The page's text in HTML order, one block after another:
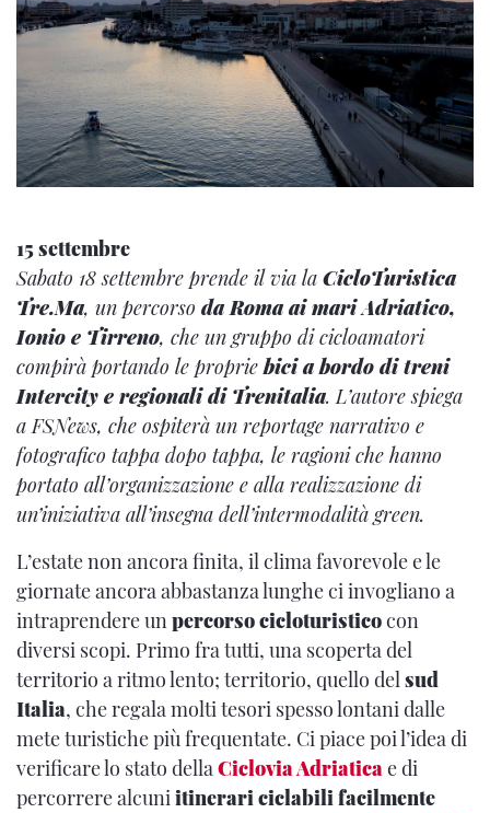
15 settembre
Sabato 18 settembre prende il via la CicloTuristica
Tre.Ma, un percorso da Roma ai mari Adriatico,
Ionio e Tirreno, che un gruppo di cicloamatori
compirà portando le propriebici a bordo di treni
Intercity e regionali di Trenitalia. L’autore spiega
a FSNews, che ospiterà un reportage narrativo e
fotografico tappa dopo tappa, le ragioni che hanno
portato all’organizzazione e alla realizzazione di
un’iniziativa all’insegna dell’intermodalità green.
L’estate non ancora finita, il clima favorevole e le
giornate ancora abbastanza lunghe ci invogliano a
intraprendere unpercorso cicloturisticocon
diversi scopi. Primo fra tutti, una scoperta del
territorio a ritmo lento; territorio, quello delsud
Italia, che regala molti tesori spesso lontani dalle
mete turistiche più frequentate. Ci piace poi l’idea di
verificare lo stato dellaCiclovia Adriaticae di
percorrere alcuniitinerari ciclabili facilmente